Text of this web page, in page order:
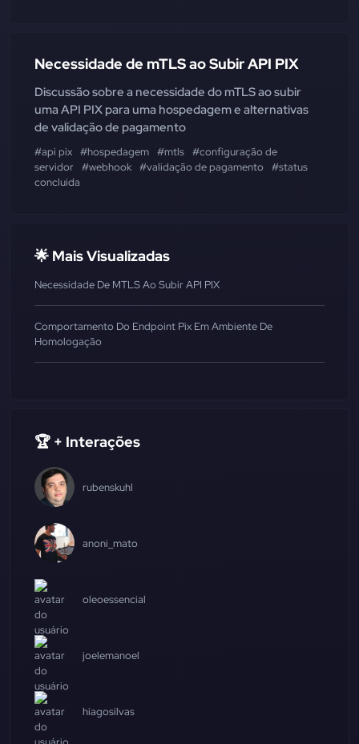
Necessidade de mTLS ao Subir API PIX
Discussão sobre a necessidade do mTLS ao subir
uma API PIX para uma hospedagem e alternativas
de validação de pagamento
#api pix #hospedagem #mtls #configuração de
servidor
#webhook #validação de pagamento
#status
concluida
🌟 Mais Visualizadas
Necessidade De MTLS Ao Subir API PIX
Comportamento Do Endpoint Pix Em Ambiente De
Homologação
🏆 + Interações
rubenskuhl
anoni_mato
oleoessencial
joelemanoel
hiagosilvas